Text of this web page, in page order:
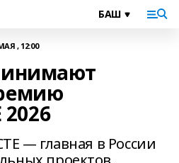
, 12:00
— главная в России